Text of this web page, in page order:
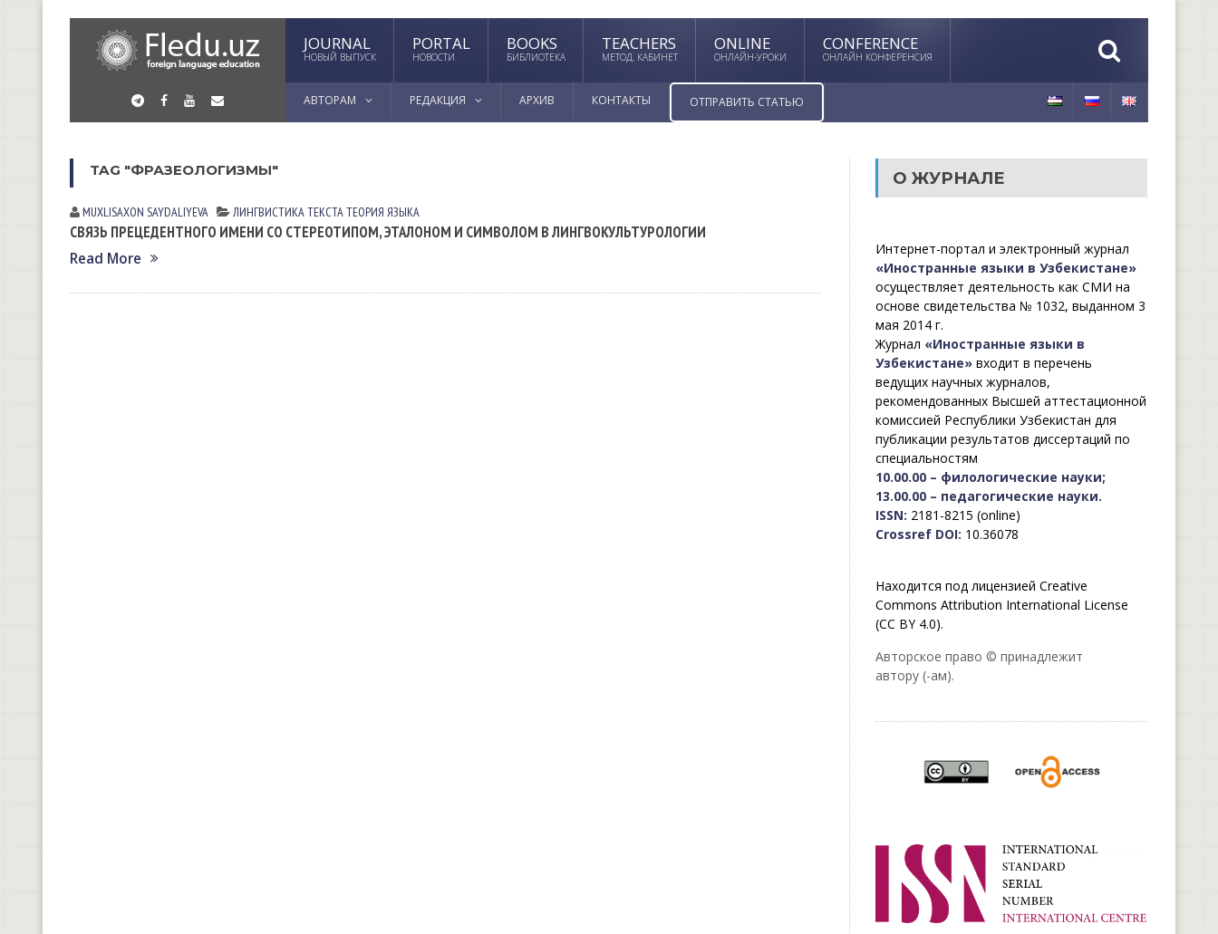
JOURNAL
НОВЫЙ ВЫПУСК
PORTAL
НОВОСТИ
BOOKS
БИБЛИОТЕКА
TEACHERS
МЕТОД. КАБИНЕТ
ONLINE
ОНЛАЙН-УРОКИ
CONFERENCE
ОНЛАЙН КОНФЕРЕНСИЯ
АВТОРАМ РЕДАКЦИЯ АРХИВ КОНТАКТЫ ОТПРАВИТЬ СТАТЬЮ
TAG "ФРАЗЕОЛОГИЗМЫ"
MUXLISAXON SAYDALIYEVA ЛИНГВИСТИКА ТЕКСТАТЕОРИЯ ЯЗЫКА
СВЯЗЬ ПРЕЦЕДЕНТНОГО ИМЕНИ СО СТЕРЕОТИПОМ, ЭТАЛОНОМ И СИМВОЛОМ В ЛИНГВОКУЛЬТУРОЛОГИИ
Read More
О ЖУРНАЛЕ
Интернет-портал и электронный журнал
«Иностранные языки в Узбекистане»
осуществляет деятельность как СМИ на
основе свидетельства № 1032, выданном 3
мая 2014 г.
Журнал «Иностранные языки в
Узбекистане»входит в перечень
ведущих научных журналов,
рекомендованных Высшей аттестационной
комиссией Республики Узбекистан для
публикации результатов диссертаций по
специальностям
10.00.00 – филологические науки;
13.00.00 – педагогические науки.
ISSN: 2181-8215 (online)
Crossref DOI: 10.36078
Находится под лицензией Creative
Commons Attribution International License
(CC BY 4.0).
Авторское право © принадлежит
автору (-ам).